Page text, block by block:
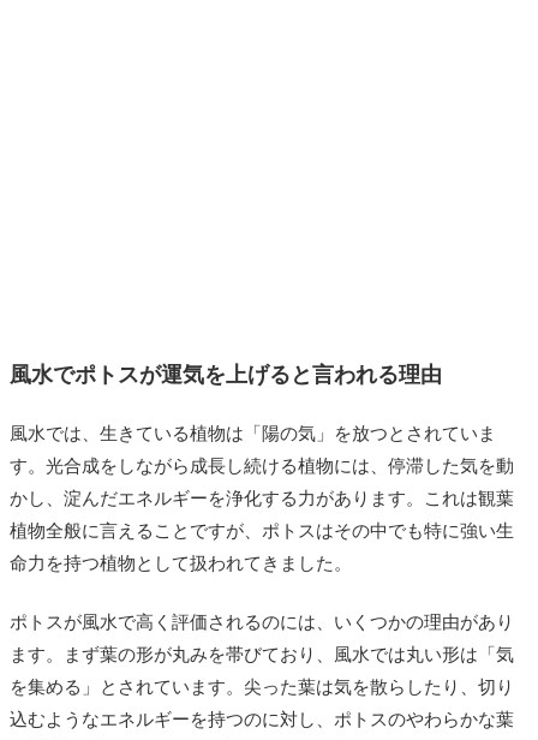
風水でポトスが運気を上げると言われる理由
風水では、生きている植物は「陽の気」を放つとされていま
す。光合成をしながら成長し続ける植物には、停滞した気を動
かし、淀んだエネルギーを浄化する力があります。これは観葉
植物全般に言えることですが、ポトスはその中でも特に強い生
命力を持つ植物として扱われてきました。
ポトスが風水で高く評価されるのには、いくつかの理由があり
ます。まず葉の形が丸みを帯びており、風水では丸い形は「気
を集める」とされています。尖った葉は気を散らしたり、切り
込むようなエネルギーを持つのに対し、ポトスのやわらかな葉